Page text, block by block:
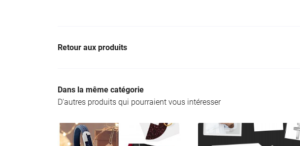
Retour aux produits
Dans la même catégorie
D'autres produits qui pourraient vous intéresser